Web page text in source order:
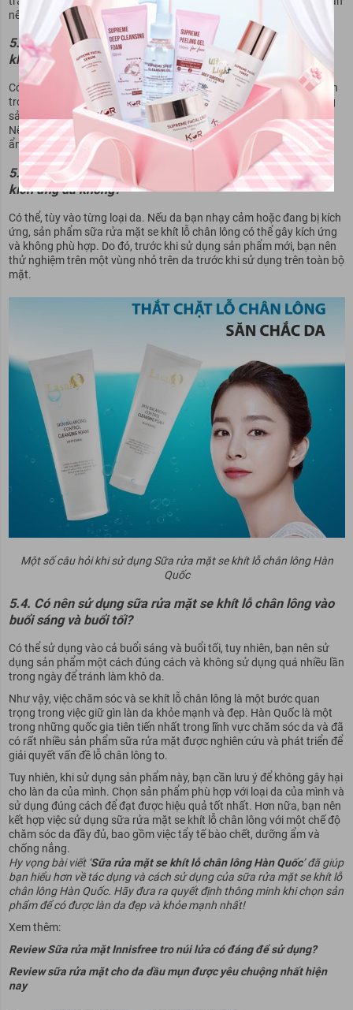
nên sử dụng sản phẩm 1-2 lần mỗi ngày để đạt hiệu quả tốt nhất.
5.2. Sử dụng sữa rửa mặt se khít lỗ chân lông có thể làm
khô da không?
Có thể, nếu sử dụng sản phẩm không đúng cách hoặc quá nhiều lần
trong ngày, sữa rửa mặt có thể làm khô da. Do đó, bạn nên sử dụng
sản phẩm đúng cách và không sử dụng quá nhiều lần trong ngày.
Nếu da bạn có dấu hiệu bị khô, hãy sử dụng thêm sản phẩm dưỡng
ẩm để giúp da mềm mại và không bị khô.
5.3. Sử dụng sữa rửa mặt se khít lỗ chân lông có thể gây
kích ứng da không?
Có thể, tùy vào từng loại da. Nếu da bạn nhạy cảm hoặc đang bị kích
ứng, sản phẩm sữa rửa mặt se khít lỗ chân lông có thể gây kích ứng
và không phù hợp. Do đó, trước khi sử dụng sản phẩm mới, bạn nên
thử nghiệm trên một vùng nhỏ trên da trước khi sử dụng trên toàn bộ
mặt.
Một số câu hỏi khi sử dụng Sữa rửa mặt se khít lỗ chân lông Hàn
Quốc
5.4. Có nên sử dụng sữa rửa mặt se khít lỗ chân lông vào
buổi sáng và buổi tối?
Có thể sử dụng vào cả buổi sáng và buổi tối, tuy nhiên, bạn nên sử
dụng sản phẩm một cách đúng cách và không sử dụng quá nhiều lần
trong ngày để tránh làm khô da.
Như vậy, việc chăm sóc và se khít lỗ chân lông là một bước quan
trọng trong việc giữ gìn làn da khỏe mạnh và đẹp. Hàn Quốclà một
trong những quốc gia tiên tiến nhất trong lĩnh vực chăm sóc da và đã
có rất nhiều sản phẩm sữa rửa mặt được nghiên cứu và phát triển để
giải quyết vấn đề lỗ chân lông to.
Tuy nhiên, khi sử dụng sản phẩm này, bạn cần lưu ý để không gây hại
cho làn da của mình. Chọn sản phẩm phù hợp với loại da của mình và
sử dụng đúng cách để đạt được hiệu quả tốt nhất. Hơn nữa, bạn nên
kết hợp việc sử dụng sữa rửa mặt se khít lỗ chân lông với một chế độ
chăm sóc da đầy đủ, bao gồm việc tẩy tế bào chết, dưỡng ẩm và
chống nắng.
Hy vọng bài viết ‘Sữa rửa mặt se khít lỗ chân lông Hàn Quốc’ đã giúp
bạn hiểu hơn về tác dụng và cách sử dụng của sữa rửa mặt se khít lỗ
chân lông Hàn Quốc. Hãy đưa ra quyết định thông minh khi chọn sản
phẩm để có được làn da đẹp và khỏe mạnh nhất!
Xem thêm:
Review Sữa rửa mặt Innisfree tro núi lửa có đáng để sử dụng?
Review sữa rửa mặt cho da dầu mụn được yêu chuộng nhất hiện
nay